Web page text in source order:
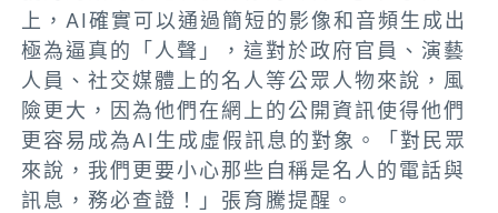
上，AI確實可以通過簡短的影像和音頻生成出
極為逼真的「人聲」，這對於政府官員、演藝
人員、社交媒體上的名人等公眾人物來說，風
險更大，因為他們在網上的公開資訊使得他們
更容易成為AI生成虛假訊息的對象。「對民眾
來說，我們更要小心那些自稱是名人的電話與
訊息，務必查證！」張育騰提醒。